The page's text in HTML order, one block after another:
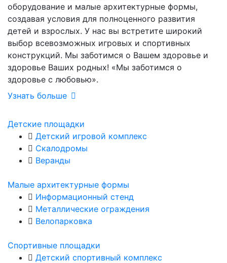
оборудование и малые архитектурные формы,
создавая условия для полноценного развития
детей и взрослых. У нас вы встретите широкий
выбор всевозможных игровых и спортивных
конструкций. Мы заботимся о Вашем здоровье и
здоровье Ваших родных! «Мы заботимся о
здоровье с любовью».
Узнать больше
Детские площадки
Детский игровой комплекс
Скалодромы
Веранды
Малые архитектурные формы
Информационный стенд
Металлические ограждения
Велопарковка
Спортивные площадки
Детский спортивный комплекс